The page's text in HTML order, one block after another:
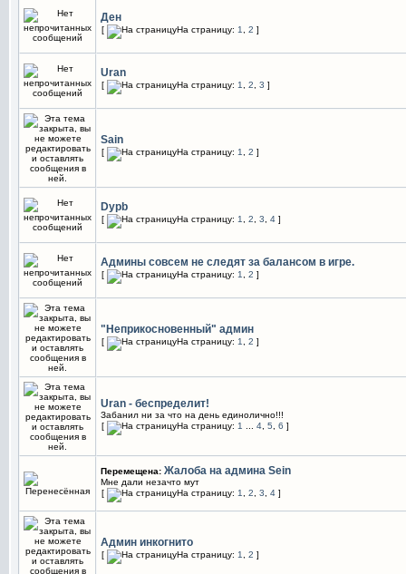
Ден
[ На страницу: 1 2 ]
Uran
[ На страницу: 1 2 3 ]
Sain
[ На страницу: 1 2 ]
Dypb
[ На страницу: 1 2 3 4 ]
Админы совсем не следят за балансом в игре.
[ На страницу: 1 2 ]
"Неприкосновенный" админ
[ На страницу: 1 2 ]
Uran - беспределит!
Забанил ни за что на день единолично!!!
[
На страницу: 1 4 5 6 ]
Перемещена: Жалоба на админа Sein
Мне дали незачто мут
[
На страницу: 1 2 3 4 ]
Админ инкогнито
[ На страницу: 1 2 ]